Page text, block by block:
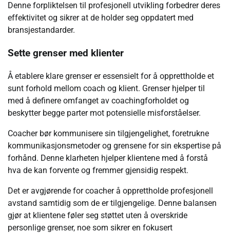
Denne forpliktelsen til profesjonell utvikling forbedrer deres
effektivitet og sikrer at de holder seg oppdatert med
bransjestandarder.
Sette grenser med klienter
Å etablere klare grenser er essensielt for å opprettholde et
sunt forhold mellom coach og klient. Grenser hjelper til
med å definere omfanget av coachingforholdet og
beskytter begge parter mot potensielle misforståelser.
Coacher bør kommunisere sin tilgjengelighet, foretrukne
kommunikasjonsmetoder og grensene for sin ekspertise på
forhånd. Denne klarheten hjelper klientene med å forstå
hva de kan forvente og fremmer gjensidig respekt.
Det er avgjørende for coacher å opprettholde profesjonell
avstand samtidig som de er tilgjengelige. Denne balansen
gjør at klientene føler seg støttet uten å overskride
personlige grenser, noe som sikrer en fokusert